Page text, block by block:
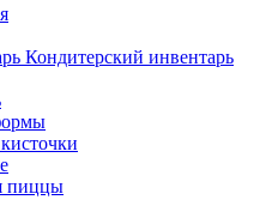
Кондитерский инвентарь
пиццы